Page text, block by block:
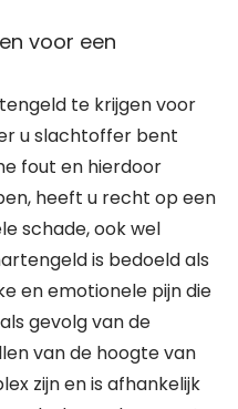
voor een
te krijgen voor
u slachtoffer bent
fout en hierdoor
heeft u recht op een
schade, ook wel
is bedoeld als
en emotionele pijn die
gevolg van de
van de hoogte van
zijn en is afhankelijk